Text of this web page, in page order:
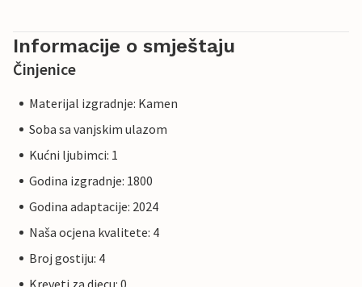
Informacije o smještaju
Činjenice
Materijal izgradnje: Kamen
Soba sa vanjskim ulazom
Kućni ljubimci: 1
Godina izgradnje: 1800
Godina adaptacije: 2024
Naša ocjena kvalitete: 4
Broj gostiju: 4